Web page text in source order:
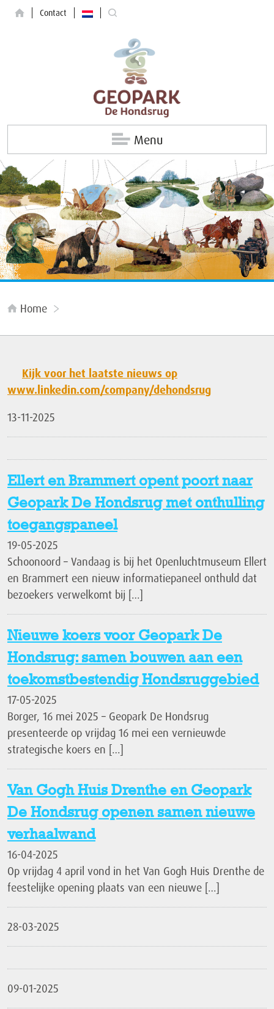
Contact
Menu
Home
Kijk voor het laatste nieuws op
www.linkedin.com/company/dehondsrug
13-11-2025
Ellert en Brammert opent poort naar
Geopark De Hondsrug met onthulling
toegangspaneel
19-05-2025
Schoonoord – Vandaag is bij het Openluchtmuseum Ellert
en Brammert een nieuw informatiepaneel onthuld dat
bezoekers verwelkomt bij […]
Nieuwe koers voor Geopark De
Hondsrug: samen bouwen aan een
toekomstbestendig Hondsruggebied
17-05-2025
Borger, 16 mei 2025 – Geopark De Hondsrug
presenteerde op vrijdag 16 mei een vernieuwde
strategische koers en […]
Van Gogh Huis Drenthe en Geopark
De Hondsrug openen samen nieuwe
verhaalwand
16-04-2025
Op vrijdag 4 april vond in het Van Gogh Huis Drenthe de
feestelijke opening plaats van een nieuwe […]
28-03-2025
09-01-2025